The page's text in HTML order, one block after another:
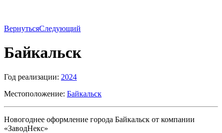
ВернутьсяСледующий
Байкальск
Год реализации: 2024
Местоположение: Байкальск
Новогоднее оформление города Байкальск от компании
«ЗаводНекс»